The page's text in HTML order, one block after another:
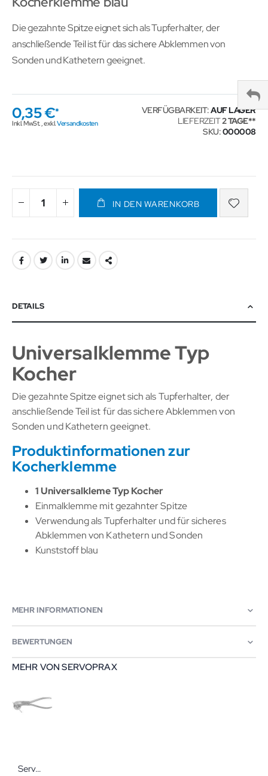
Die gezahnte Spitze eignet sich als Tupferhalter, der
anschließende Teil ist für das sichere Abklemmen von
Sonden und Kathetern geeignet.
0,35 €
Inkl. MwSt.,exkl.Versandkosten
VERFÜGBARKEIT:AUF LAGER
LIEFERZEIT2 TAGE
SKU 000008
IN DEN WARENKORB
DETAILS
Universalklemme Typ
Kocher
Die gezahnte Spitze eignet sich als Tupferhalter, der
anschließende Teil ist für das sichere Abklemmen von
Sonden und Kathetern geeignet.
Produktinformationen zur
Kocherklemme
1 Universalkleme Typ Kocher
Einmalklemme mit gezahnter Spitze
Verwendung als Tupferhalter und für sicheres
Abklemmen von Kathetern und Sonden
Kunststoff blau
MEHR INFORMATIONEN
BEWERTUNGEN
MEHR VON SERVOPRAX
Servoprax Fingerringschneidegerät mit Hartmetallscheibe Wiederverwendbare chirurgische Instrumente